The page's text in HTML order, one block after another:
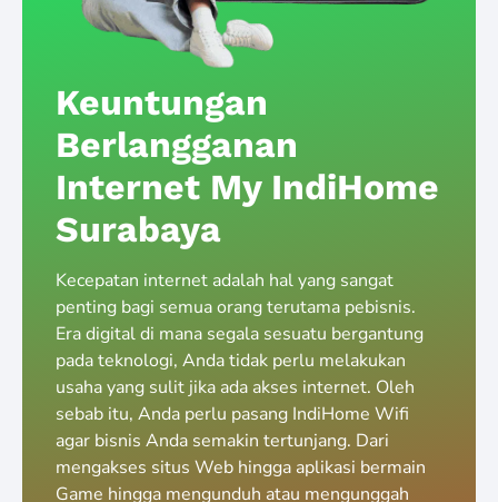
Keuntungan
Berlangganan
Internet My IndiHome
Surabaya
Kecepatan internet adalah hal yang sangat
penting bagi semua orang terutama pebisnis.
Era digital di mana segala sesuatu bergantung
pada teknologi, Anda tidak perlu melakukan
usaha yang sulit jika ada akses internet. Oleh
sebab itu, Anda perlu pasang IndiHome Wifi
agar bisnis Anda semakin tertunjang. Dari
mengakses situs Web hingga aplikasi bermain
Game hingga mengunduh atau mengunggah